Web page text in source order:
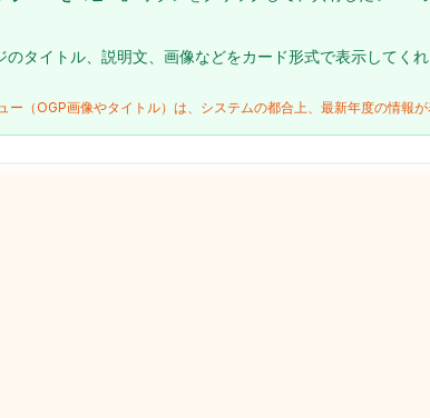
のタイトル、説明文、画像などをカード形式で表示してくれ
（OGP画像やタイトル）は、システムの都合上、最新年度の情報が